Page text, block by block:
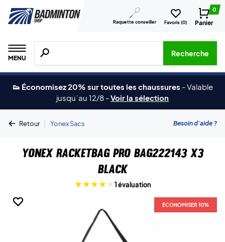
Raquette conseiller Favoris (0)
0
Panier
MENU
Recherche de produits, de marques, etc.
Recherche
👟 Économisez 20% sur toutes les chaussures -Valable
jusqu´au 12/8 -Voir la sélection
Retour | Yonex Sacs Besoin d'aide ?
Yonex Racketbag Pro BAG222143 X3
Black
1 évaluation
ÉCONOMISER 10%
ÉCONOMISER 10%
ÉCONOMISER 10%